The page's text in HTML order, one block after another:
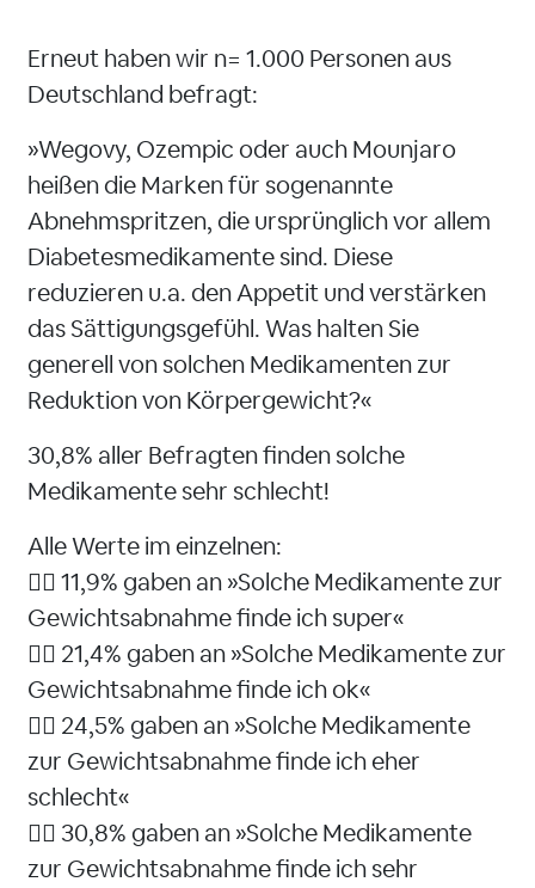
Erneut haben wir n= 1.000 Personen aus
Deutschland befragt:
»Wegovy, Ozempic oder auch Mounjaro
heißen die Marken für sogenannte
Abnehmspritzen, die ursprünglich vor allem
Diabetesmedikamente sind. Diese
reduzieren u.a. den Appetit und verstärken
das Sättigungsgefühl. Was halten Sie
generell von solchen Medikamenten zur
Reduktion von Körpergewicht?«
30,8% aller Befragten finden solche
Medikamente sehr schlecht!
Alle Werte im einzelnen:
👉🏻 11,9% gaben an »Solche Medikamente zur
Gewichtsabnahme finde ich super«
👉🏻 21,4% gaben an »Solche Medikamente zur
Gewichtsabnahme finde ich ok«
👉🏻 24,5% gaben an »Solche Medikamente
zur Gewichtsabnahme finde ich eher
schlecht«
👉🏻 30,8% gaben an »Solche Medikamente
zur Gewichtsabnahme finde ich sehr